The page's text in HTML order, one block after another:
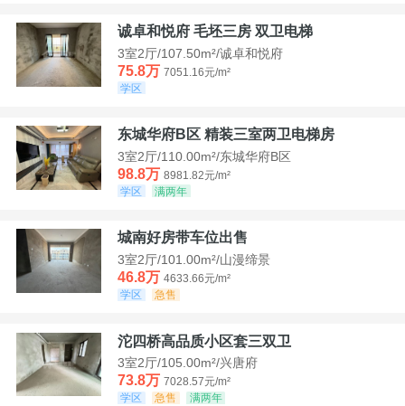
诚卓和悦府 毛坯三房 双卫电梯
3室2厅/107.50m²/诚卓和悦府
75.8万 7051.16元/m²
学区
东城华府B区 精装三室两卫电梯房
3室2厅/110.00m²/东城华府B区
98.8万 8981.82元/m²
学区
满两年
城南好房带车位出售
3室2厅/101.00m²/山漫缔景
46.8万 4633.66元/m²
学区
急售
沱四桥高品质小区套三双卫
3室2厅/105.00m²/兴唐府
73.8万 7028.57元/m²
学区
急售 满两年